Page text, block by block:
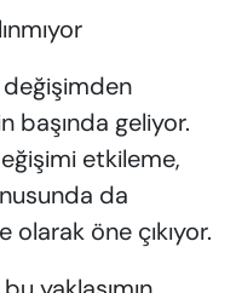
başında geliyor.
etkileme,
da
olarak öne çıkıyor.